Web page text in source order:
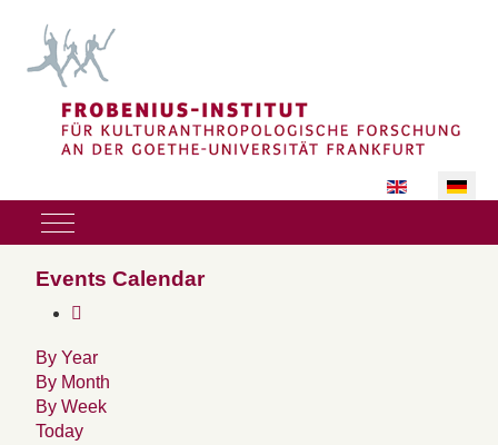
Sprache
Mobile Menu Toggle
Events Calendar
By Year
By Month
By Week
Today